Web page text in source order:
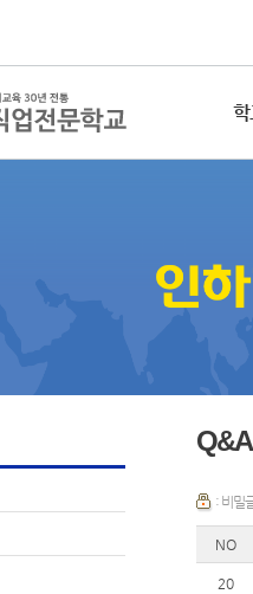
학
Q&A
: 비밀
NO
20